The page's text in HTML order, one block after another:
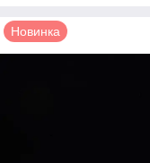
Новинка